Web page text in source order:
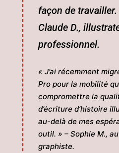
façon de
Claude D.,
professionnel.
« J’ai récemment
Pro pour la mobilité
compromettre la
d’écriture d’histoire
au-delà de mes
outil. » – Sophie M.,
graphiste.